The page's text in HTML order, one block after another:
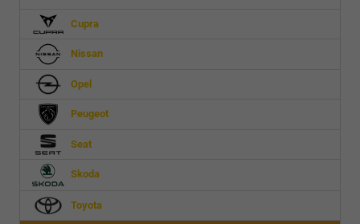
Cupra
Nissan
Opel
Peugeot
Seat
Skoda
Toyota